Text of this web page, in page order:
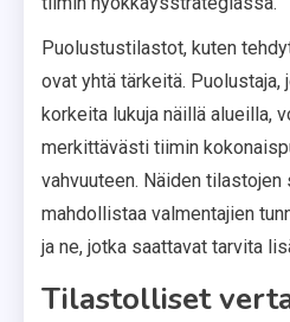
Puolustustilastot, kuten
ovat yhtä tärkeitä. Puolustaja,
korkeita lukuja näillä alueilla,
merkittävästi tiimin
vahvuuteen. Näiden tilastojen
mahdollistaa valmentajien
ja ne, jotka saattavat tarvita
Tilastolliset